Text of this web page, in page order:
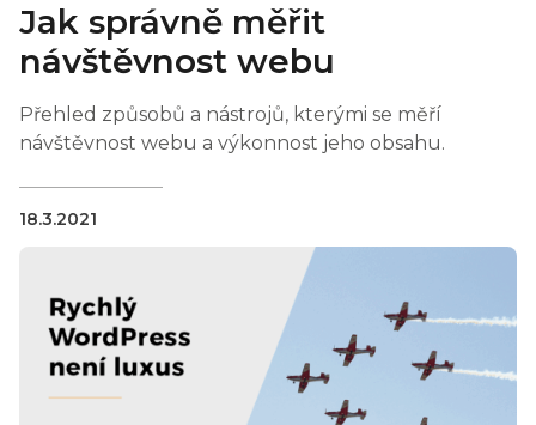
Jak správně měřit
návštěvnost webu
Přehled způsobů a nástrojů, kterými se měří
návštěvnost webu a výkonnost jeho obsahu.
18.3.2021